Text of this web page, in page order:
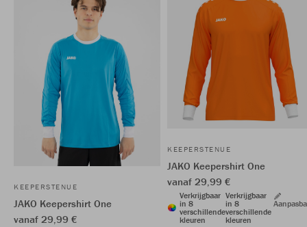
KEEPERSTENUE
JAKO Keepershirt One
vanaf 29,99 €
KEEPERSTENUE
JAKO Keepershirt One
vanaf 29,99 €
Verkrijgbaar
in 8
verschillende
kleuren
Verkrijgbaar
in 8
verschillende
kleuren